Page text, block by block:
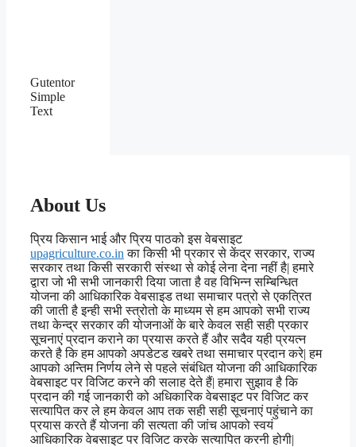
Gutentor
Simple
Text
About Us
प्रिय किसान भाई और प्रिय पाठको इस वेबसाइट
upagriculture.co.in का किसी भी प्रकार से केंद्र सरकार, राज्य
सरकार तथा किसी सरकारी संस्था से कोई लेना देना नहीं है| हमारे
द्वारा जो भी सभी जानकारी दिया जाता है वह विभिन्न सम्बिन्धित
योजना की आधिकारिक वेबसाइड तथा समाचार पत्रो से एकत्रित
की जाती है इन्ही सभी स्त्रोतो के माध्यम से हम आपको सभी राज्य
तथा केन्द्र सरकार की योजनाओं के बारे केवल सही सही प्रकार
सूचनाएं प्रदान कराने का प्रयास करते हैं और सदैव यही प्रयत्न
करते है कि हम आपको अपडेटड खबरे तथा समाचार प्रदान करे| हम
आपको अन्तिम निर्णय लेने से पहले संबंधित योजना की आधिकारिक
वेबसाइट पर विजिट करने की सलाह देते हैं| हमारा सुझाव है कि
प्रदान की गई जानकारी को अधिकारिक वेबसाइट पर विजिट कर
सत्यापित कर ले हम केवल आप तक सही सही सूचनाएं पहुंचाने का
प्रयास करते हैं योजना की सत्यता की जांच आपको स्वयं
आधिकारिक वेबसाइट पर विजिट करके सत्यापित करनी होगी|